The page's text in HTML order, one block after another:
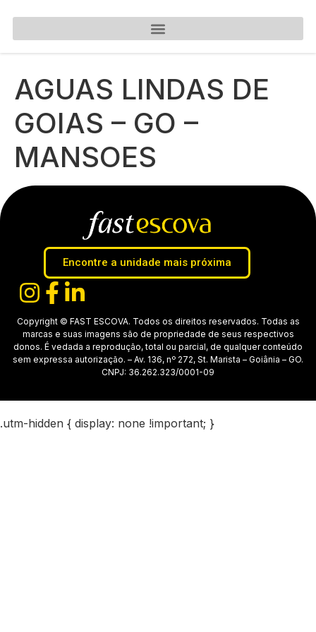
AGUAS LINDAS DE
GOIAS – GO –
MANSOES
Encontre a unidade mais próxima
Copyright © FAST ESCOVA. Todos os direitos reservados. Todas as
marcas e suas imagens são de propriedade de seus respectivos
donos. É vedada a reprodução, total ou parcial, de qualquer conteúdo
sem expressa autorização. – Av. 136, nº 272, St. Marista – Goiânia – GO.
CNPJ: 36.262.323/0001-09
.utm-hidden { display: none !important; }